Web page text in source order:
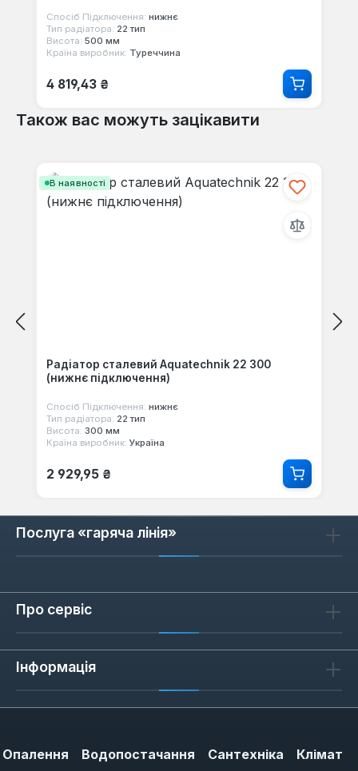
Спосіб Підключення: нижнє
Тип радіатора: 22 тип
Висота: 500 мм
Країна виробник: Туреччина
Звичайна ціна:
4 819,43 ₴
Також вас можуть зацікавити
В наявності
Радіатор сталевий Aquatechnik 22 300
(нижнє підключення)
Спосіб Підключення: нижнє
Тип радіатора: 22 тип
Висота: 300 мм
Країна виробник: Україна
Звичайна ціна:
2 929,95 ₴
Послуга «гаряча лінія»
Про сервіс
Інформація
Опалення Водопостачання Сантехніка Клімат